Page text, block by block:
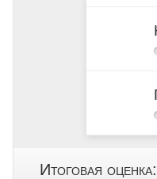
Итоговая оценка: